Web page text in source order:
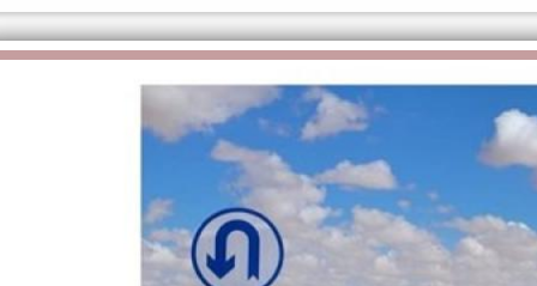
إلهام شرشر تكتب: دي مبقتش كورة..
دي سياسة
الكاتبة إلهام شرشر تهنئ الرئيس
السيسي بعيد ميلاده وتُشيد بجهوده
في بناء الدولة